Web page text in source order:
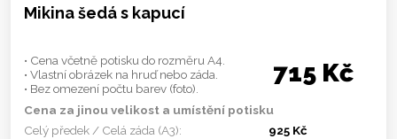
Mikina šedá s kapucí
• Cena včetně potisku do rozměru A4.
• Vlastní obrázek na hruď nebo záda.
• Bez omezení počtu barev (foto).
715 Kč
Cena za jinou velikost a umístění potisku
Celý předek / Celá záda (A3):
925 Kč